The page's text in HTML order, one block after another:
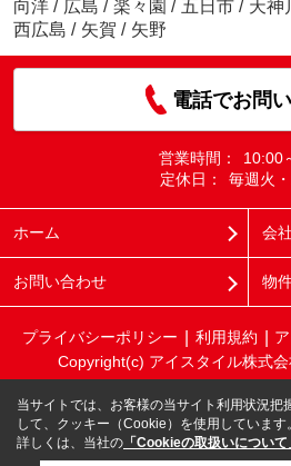
向洋 / 広島 / 楽々園 / 五日市 / 天神
西広島 / 矢賀 / 矢野
電話でお問
営業時間：
10:00
定休日：
毎週火
ホーム 会
お問い合わせ 物
プライバシーポリシー 利用規約
Copyright(c) アイスタイル株式
当サイトでは、お客様の当サイト利用状況把
して、クッキー（Cookie）を使用しています。
詳しくは、当社の 「Cookieの取扱いについて